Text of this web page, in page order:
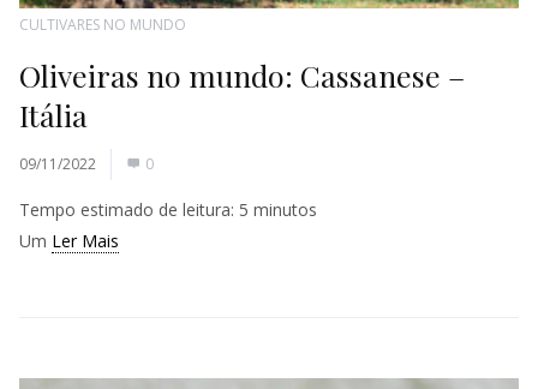
CULTIVARES NO MUNDO
Oliveiras no mundo: Cassanese –
Itália
09/11/2022 0
Tempo estimado de leitura: 5 minutos
Um Ler Mais